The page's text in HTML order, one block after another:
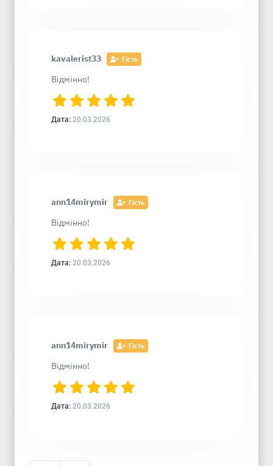
kavalerist33 Гість
Відмінно!
Дата: 20.03.2026
ann14mirymir Гість
Відмінно!
Дата: 20.03.2026
ann14mirymir Гість
Відмінно!
Дата: 20.03.2026